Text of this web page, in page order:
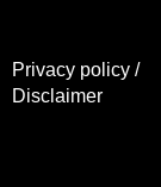
Privacy policy /
Disclaimer